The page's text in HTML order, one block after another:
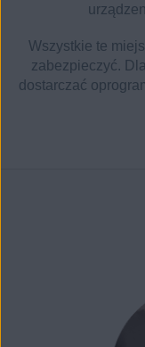
Wszystkie te
zabezpieczyć.
dostarczać